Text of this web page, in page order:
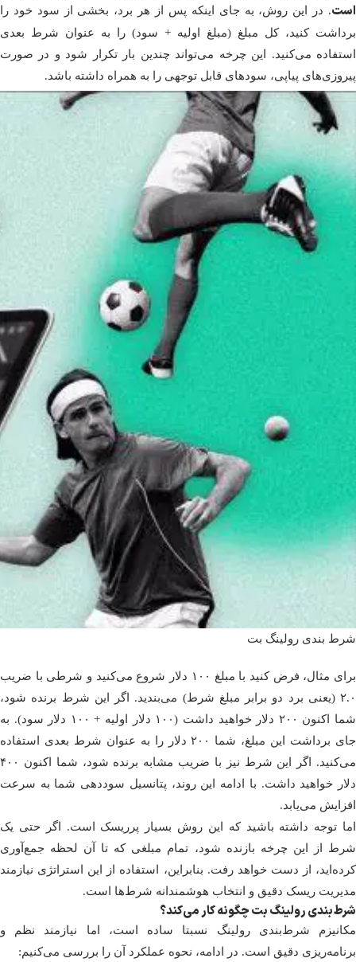
است. در این روش، به جای اینکه پس از هر برد، بخشی از سود خود را
برداشت کنید، کل مبلغ (مبلغ اولیه + سود) را به عنوان شرط بعدی
استفاده می‌کنید. این چرخه می‌تواند چندین بار تکرار شود و در صورت
پیروزی‌های پیاپی، سودهای قابل توجهی را به همراه داشته باشد.
شرط بندی رولینگ بت
برای مثال، فرض کنید با مبلغ ۱۰۰ دلار شروع می‌کنید و شرطی با ضریب
۲.۰ (یعنی برد دو برابر مبلغ شرط) می‌بندید. اگر این شرط برنده شود،
شما اکنون ۲۰۰ دلار خواهید داشت (۱۰۰ دلار اولیه + ۱۰۰ دلار سود). به
جای برداشت این مبلغ، شما ۲۰۰ دلار را به عنوان شرط بعدی استفاده
می‌کنید. اگر این شرط نیز با ضریب مشابه برنده شود، شما اکنون ۴۰۰
دلار خواهید داشت. با ادامه این روند، پتانسیل سوددهی شما به سرعت
افزایش می‌یابد.
اما توجه داشته باشید که این روش بسیار پرریسک است. اگر حتی یک
شرط از این چرخه بازنده شود، تمام مبلغی که تا آن لحظه جمع‌آوری
کرده‌اید، از دست خواهد رفت. بنابراین، استفاده از این استراتژی نیازمند
مدیریت ریسک دقیق و انتخاب هوشمندانه شرط‌ها است.
شرط‌بندی رولینگ بت چگونه کار می‌کند؟
مکانیزم شرط‌بندی رولینگ نسبتا ساده است، اما نیازمند نظم و
برنامه‌ریزی دقیق است. در ادامه، نحوه عملکرد آن را بررسی می‌کنیم: